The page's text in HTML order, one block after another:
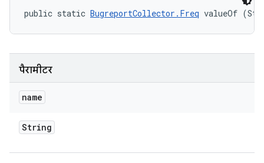
public static BugreportCollector.Freq valueOf
पैरामीटर
name
String